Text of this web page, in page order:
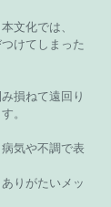
文化では、
けてしまった
損ねて遠回り
。
気や不調で表
りがたいメッ